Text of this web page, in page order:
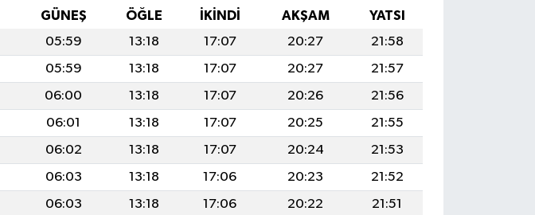
GÜNEŞ ÖĞLE İKINDI AKŞAM
YATSI
05:59 13:18 17:07 20:27
21:58
05:59 13:18 17:07 20:27
21:57
06:00 13:18 17:07 20:26
21:56
06:01 13:18 17:07 20:25
21:55
06:02 13:18 17:07 20:24
21:53
06:03 13:18 17:06 20:23
21:52
06:03 13:18 17:06 20:22
21:51